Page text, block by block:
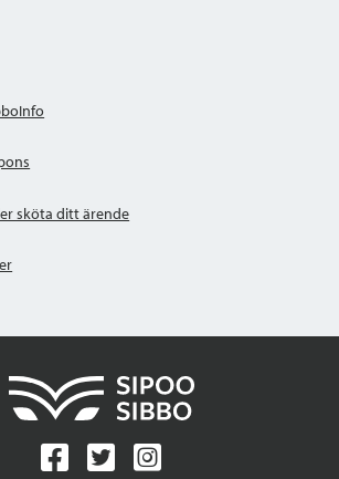
sköta ditt ärende